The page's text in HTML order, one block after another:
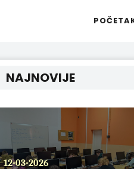
NAJNOVIJE
12-03-2026